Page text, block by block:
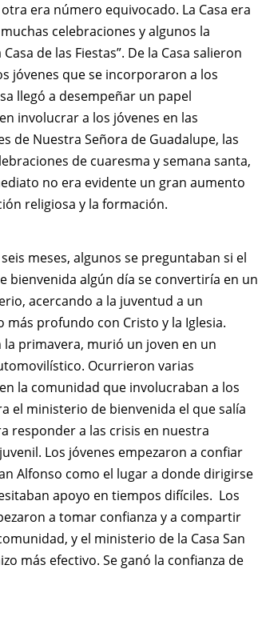
era número equivocado. La Casa era
celebraciones y algunos la
de las Fiestas”. De la Casa salieron
jóvenes que se incorporaron a los
llegó a desempeñar un papel
involucrar a los jóvenes en las
de Nuestra Señora de Guadalupe, las
de cuaresma y semana santa,
no era evidente un gran aumento
religiosa y la formación.
meses, algunos se preguntaban si el
bienvenida algún día se convertiría en un
acercando a la juventud a un
más profundo con Cristo y la Iglesia.
la primavera, murió un joven en un
Ocurrieron varias
la comunidad que involucraban a los
el ministerio de bienvenida el que salía
responder a las crisis en nuestra
Los jóvenes empezaron a confiar
Alfonso como el lugar a donde dirigirse
apoyo en tiempos difíciles. Los
a tomar confianza y a compartir
y el ministerio de la Casa San
más efectivo. Se ganó la confianza de